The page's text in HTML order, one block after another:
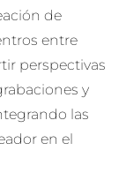
de
entre
perspectivas
y
las
en el